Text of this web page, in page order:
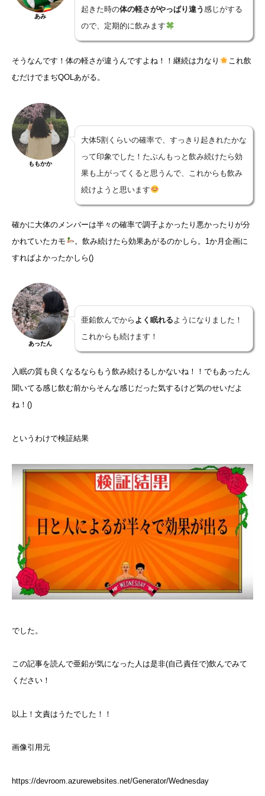
あみ
起きた時の体の軽さがやっぱり違う 感じがする
ので、定期的に飲みます
そうなんです！体の軽さが違うんですよね！！継続は力なり
これ飲
むだけでまぢQOLあがる。
ももかか
大体5割くらいの確率で、すっきり起きれたかな
って印象でした！たぶんもっと飲み続けたら効
果も上がってくると思うんで、これからも飲み
続けようと思います
確かに大体のメンバーは半々の確率で調子よかったり悪かったりが分
かれていたカモ
。飲み続けたら効果あがるのかしら。1か月企画に
すればよかったかしら()
あったん
亜鉛飲んでから よく眠れるようになりました！
これからも続けます！
入眠の質も良くなるならもう飲み続けるしかないね！！でもあったん
聞いてる感じ飲む前からそんな感じだった気するけど気のせいだよ
ね！()
というわけで検証結果
でした。
この記事を読んで亜鉛が気になった人は是非(自己責任で)飲んでみて
ください！
以上！文責はうたでした！！
画像引用元
https://devroom.azurewebsites.net/Generator/Wednesday